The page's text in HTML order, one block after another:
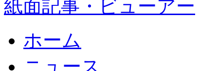
紙面記事・ビューアー
ホーム
ニュース